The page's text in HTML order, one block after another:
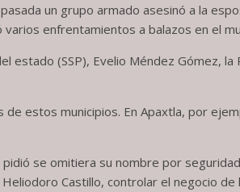
un grupo armado asesinó a la
enfrentamientos a balazos en el
estado (SSP), Evelio Méndez Gómez,
estos municipios. En Apaxtla, por
se omitiera su nombre por
Castillo, controlar el negocio